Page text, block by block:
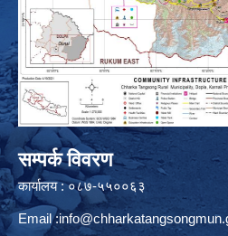
सम्पर्क विवरण
कार्यालय : ०८७-५५००६३
Email :